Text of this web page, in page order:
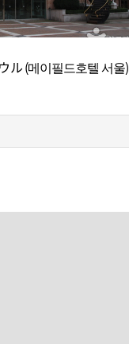
ル (메이필드호텔 서울)